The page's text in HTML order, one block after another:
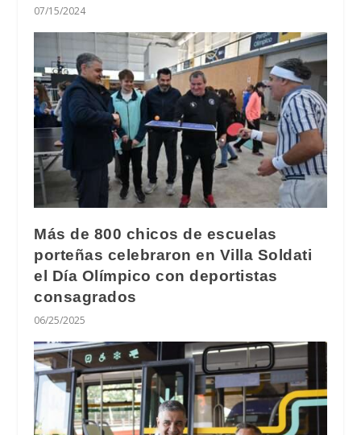
07/15/2024
Más de 800 chicos de escuelas
porteñas celebraron en Villa Soldati
el Día Olímpico con deportistas
consagrados
06/25/2025